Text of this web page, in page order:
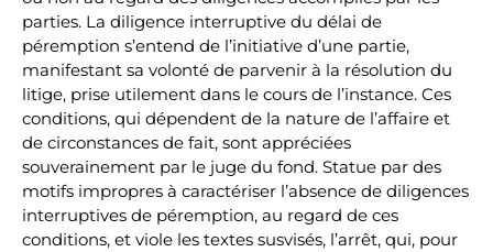
parties. La diligence interruptive du délai de
péremption s’entend de l’initiative d’une partie,
manifestant sa volonté de parvenir à la résolution du
litige, prise utilement dans le cours de l’instance. Ces
conditions, qui dépendent de la nature de l’affaire et
de circonstances de fait, sont appréciées
souverainement par le juge du fond. Statue par des
motifs impropres à caractériser l’absence de diligences
interruptives de péremption, au regard de ces
conditions, et viole les textes susvisés, l’arrêt, qui, pour